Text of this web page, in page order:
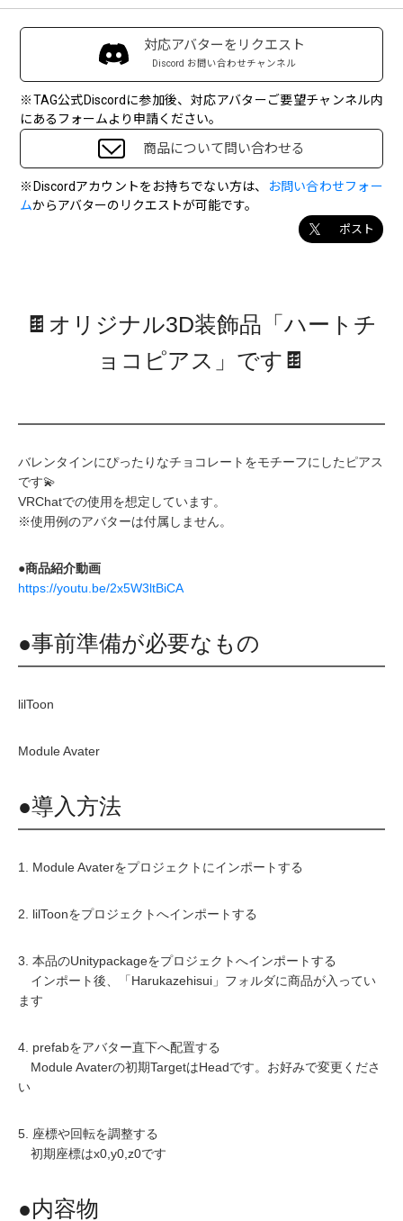
対応アバターをリクエスト
Discord お問い合わせチャンネル
※TAG公式Discordに参加後、対応アバターご要望チャンネル内
にあるフォームより申請ください。
ポスト
商品について問い合わせる
※Discordアカウントをお持ちでない方は、
お問い合わせフォー
ムからアバターのリクエストが可能です。
🍫オリジナル3D装飾品「ハートチ
ョコピアス」です🍫
バレンタインにぴったりなチョコレートをモチーフにしたピアス
です💫
VRChatでの使用を想定しています。
※使用例のアバターは付属しません。
●商品紹介動画
https://youtu.be/2x5W3ltBiCA
●事前準備が必要なもの
lilToon
Module Avater
●導入方法
1. Module Avaterをプロジェクトにインポートする
2. lilToonをプロジェクトへインポートする
3. 本品のUnitypackageをプロジェクトへインポートする
インポート後、「Harukazehisui」フォルダに商品が入ってい
ます
4. prefabをアバター直下へ配置する
Module Avaterの初期TargetはHeadです。お好みで変更くださ
い
5. 座標や回転を調整する
初期座標はx0,y0,z0です
●内容物